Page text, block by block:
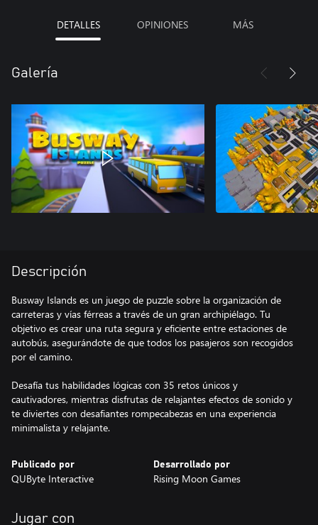
DETALLES OPINIONES MÁS
Galería
Descripción
Busway Islands es un juego de puzzle sobre la organización de
carreteras y vías férreas a través de un gran archipiélago. Tu
objetivo es crear una ruta segura y eficiente entre estaciones de
autobús, asegurándote de que todos los pasajeros son recogidos
por el camino.
Desafía tus habilidades lógicas con 35 retos únicos y
cautivadores, mientras disfrutas de relajantes efectos de sonido y
te diviertes con desafiantes rompecabezas en una experiencia
minimalista y relajante.
Publicado por
QUByte Interactive
Desarrollado por
Rising Moon Games
Jugar con